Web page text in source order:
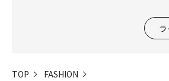
TOP
FASHION